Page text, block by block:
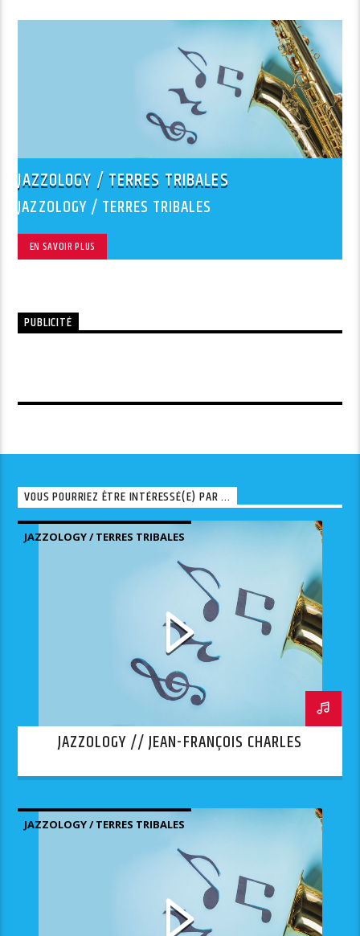
JAZZOLOGY / TERRES TRIBALES
JAZZOLOGY / TERRES TRIBALES
EN SAVOIR PLUS
PUBLICITÉ
VOUS POURRIEZ ÊTRE INTÉRESSÉ(E) PAR ...
JAZZOLOGY / TERRES TRIBALES
JAZZOLOGY // JEAN-FRANÇOIS CHARLES
JAZZOLOGY / TERRES TRIBALES